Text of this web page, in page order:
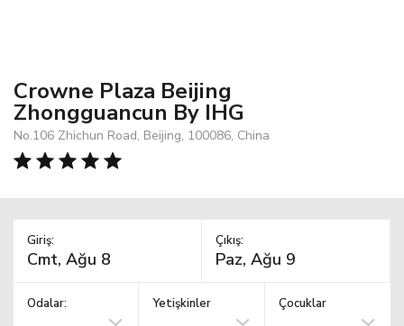
Crowne Plaza Beijing
Zhongguancun By IHG
No.106 Zhichun Road, Beijing, 100086, China
Giriş: Çıkış:
Odalar: Yetişkinler Çocuklar